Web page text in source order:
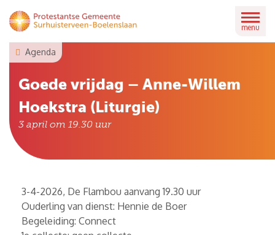
Skip
to
menu
Agenda
Goede vrijdag – Anne-Willem
Hoekstra (Liturgie)
3 april om 19.30 uur
3-4-2026, De Flambou aanvang 19.30 uur
Ouderling van dienst: Hennie de Boer
Begeleiding: Connect